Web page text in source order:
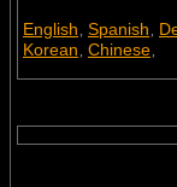
English, Spanish,
Korean, Chinese,